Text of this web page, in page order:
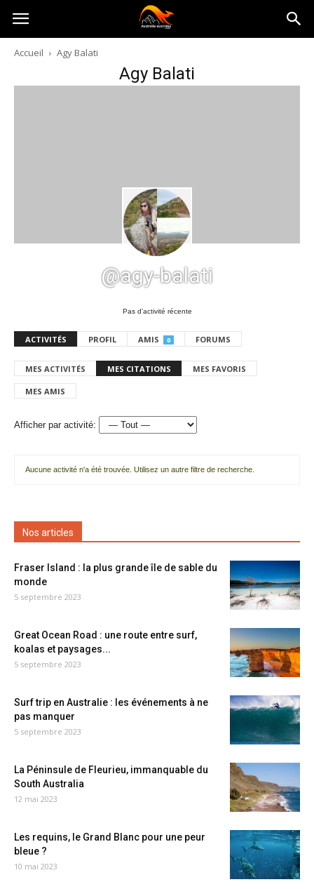
Australia-
australie.com
Accueil Agy Balati
Agy Balati
@agy-balati
Pas d’activité récente
ACTIVITÉS PROFIL AMIS 0 FORUMS
MES ACTIVITÉS MES CITATIONS MES FAVORIS
MES AMIS
Afficher par activité:
Aucune activité n'a été trouvée. Utilisez un autre filtre de recherche.
Nos articles
Fraser Island : la plus grande île de sable du
monde
5 septembre 2023
Great Ocean Road : une route entre surf,
koalas et paysages...
5 septembre 2023
Surf trip en Australie : les événements à ne
pas manquer
5 septembre 2023
La Péninsule de Fleurieu, immanquable du
South Australia
12 mai 2023
Les requins, le Grand Blanc pour une peur
bleue ?
10 mai 2023